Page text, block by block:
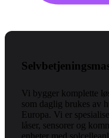
Vi bygger komplette
som daglig brukes av
Europa. Vi er
låser, sensorer og
enheter med